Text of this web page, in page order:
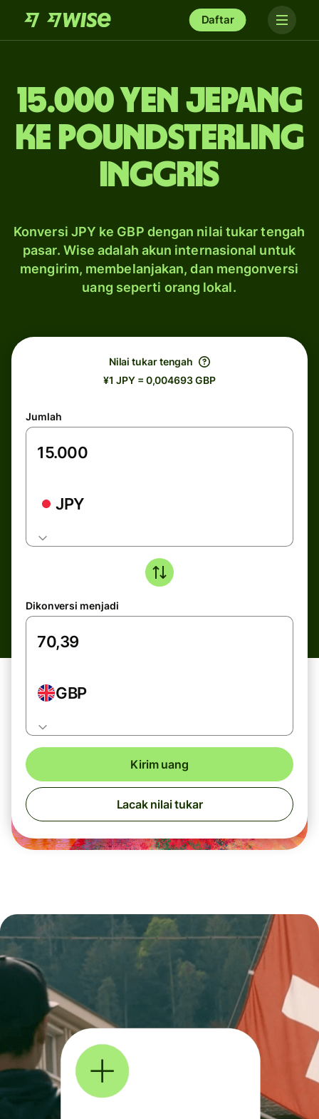
Daftar
15.000 yen Jepang
ke poundsterling
Inggris
Konversi JPY ke GBP dengan nilai tukar tengah
pasar. Wise adalah akun internasional untuk
mengirim, membelanjakan, dan mengonversi
uang seperti orang lokal.
Nilai tukar tengah
¥1 JPY = 0,004693 GBP
Jumlah
JPY
Dikonversi menjadi
GBP
Kirim uang
Lacak nilai tukar